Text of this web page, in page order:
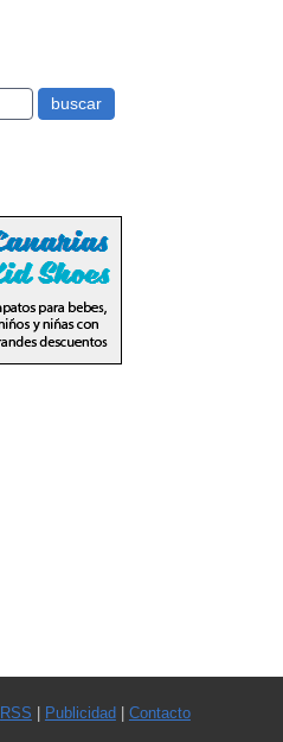
RSS Publicidad Contacto